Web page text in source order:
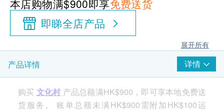
本店购物满$900即享免费送货
即睇全店产品
展开所有
产品详情 详情
购买 文化村 产品总额满HK$900，即可享本地免费送
货服务。 账单总额未满HK$900需附加HK$100运